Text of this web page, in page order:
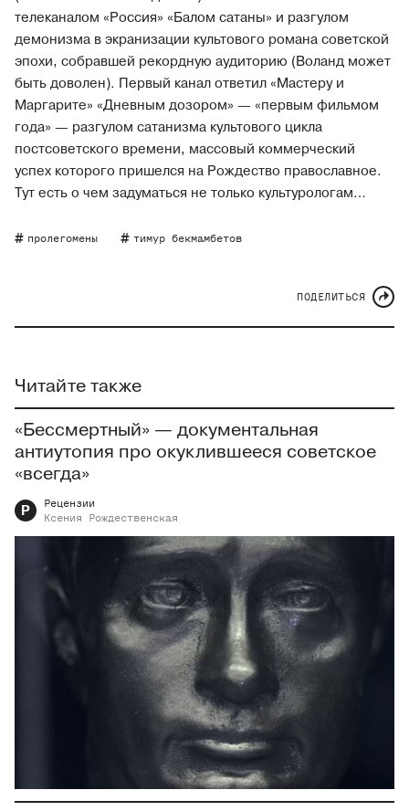
телеканалом «Россия» «Балом сатаны» и разгулом
демонизма в экранизации культового романа советской
эпохи, собравшей рекордную аудиторию (Воланд может
быть доволен). Первый канал ответил «Мастеру и
Маргарите» «Дневным дозором» — «первым фильмом
года» — разгулом сатанизма культового цикла
постсоветского времени, массовый коммерческий
успех которого пришелся на Рождество православное.
Тут есть о чем задуматься не только культурологам…
пролегомены тимур бекмамбетов
ПОДЕЛИТЬСЯ
Читайте также
«Бессмертный» — документальная
антиутопия про окуклившееся советское
«всегда»
Р
Рецензии
Ксения
Рождественская